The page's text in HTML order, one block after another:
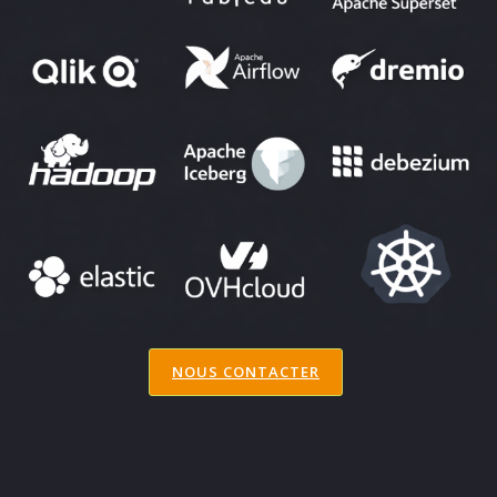
NOUS CONTACTER